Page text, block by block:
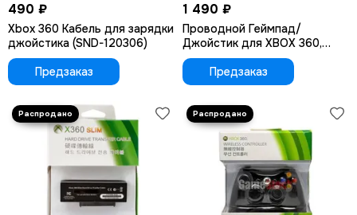
490 ₽
Хbox 360 Кабель для зарядки
джойстика (SND-120306)
Предзаказ
1 490 ₽
Проводной Геймпад/
Джойстик для XBOX 360,
черный (Зеленая упаковка)
Предзаказ